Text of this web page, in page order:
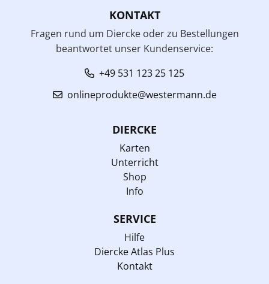
KONTAKT
Fragen rund um Diercke oder zu Bestellungen
beantwortet unser Kundenservice:
+49 531 123 25 125
onlineprodukte@westermann.de
DIERCKE
Karten
Unterricht
Shop
Info
SERVICE
Hilfe
Diercke Atlas Plus
Kontakt